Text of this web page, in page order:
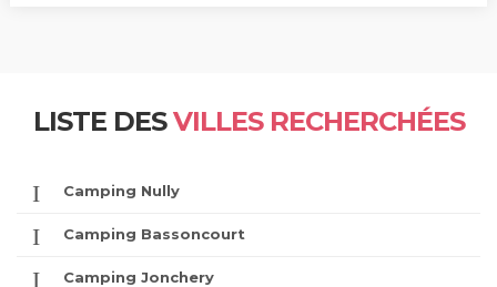
LISTE DESVILLES RECHERCHÉES
Camping Nully
Camping Bassoncourt
Camping Jonchery